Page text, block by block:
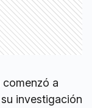
comenzó a
investigación